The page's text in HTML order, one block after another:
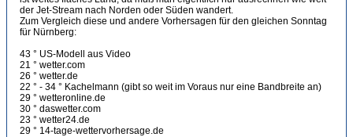
der Jet-Stream nach Norden oder Süden wandert.
Zum Vergleich diese und andere Vorhersagen für den gleichen Sonntag
für Nürnberg:
43 ° US-Modell aus Video
21 ° wetter.com
26 ° wetter.de
22 ° - 34 ° Kachelmann (gibt so weit im Voraus nur eine Bandbreite an)
29 ° wetteronline.de
30 ° daswetter.com
23 ° wetter24.de
29 ° 14-tage-wettervorhersage.de